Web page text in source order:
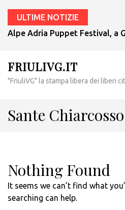
ULTIME NOTIZIE
Alpe Adria Puppet Festival, a
FRIULIVG.IT
"FriuliVG" la stampa libera dei liberi
Sante Chiarcosso
Nothing Found
It seems we can’t find what
searching can help.